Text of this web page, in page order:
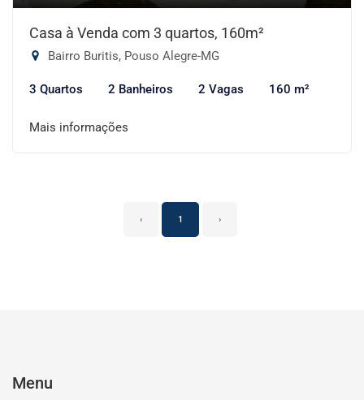
Casa à Venda com 3 quartos, 160m²
Bairro Buritis, Pouso Alegre-MG
3 Quartos 2 Banheiros 2 Vagas 160 m²
Mais informações
‹ 1 ›
Menu